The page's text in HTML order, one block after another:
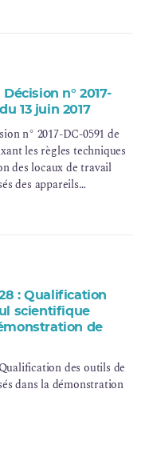
n° 2017-
13 juin 2017
n° 2017-DC-0591 de
les règles techniques
des locaux de travail
des appareils
: Qualification
scientifique
de
des outils de
dans la démonstration